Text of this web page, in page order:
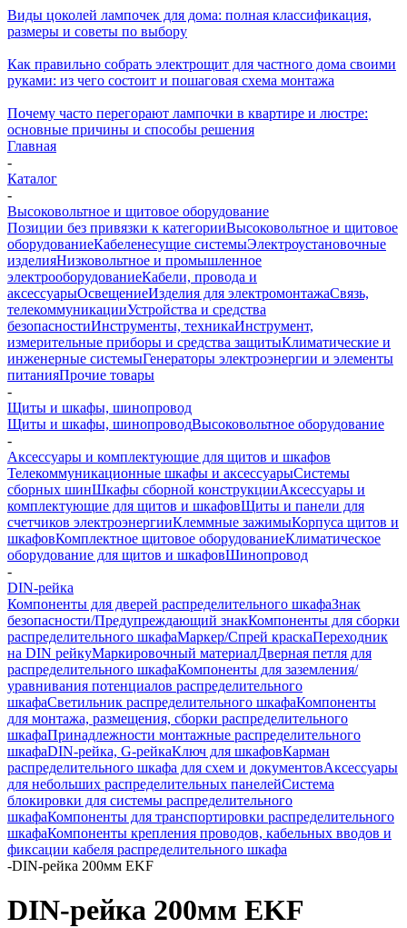
Виды цоколей лампочек для дома: полная классификация,
размеры и советы по выбору
Как правильно собрать электрощит для частного дома своими
руками: из чего состоит и пошаговая схема монтажа
Почему часто перегорают лампочки в квартире и люстре:
основные причины и способы решения
Главная
-
Каталог
-
Высоковольтное и щитовое оборудование
Позиции без привязки к категорииВысоковольтное и щитовое
оборудованиеКабеленесущие системыЭлектроустановочные
изделияНизковольтное и промышленное
электрооборудованиеКабели, провода и
аксессуарыОсвещениеИзделия для электромонтажаСвязь,
телекоммуникацииУстройства и средства
безопасностиИнструменты, техникаИнструмент,
измерительные приборы и средства защитыКлиматические и
инженерные системыГенераторы электроэнергии и элементы
питанияПрочие товары
-
Щиты и шкафы, шинопровод
Щиты и шкафы, шинопроводВысоковольтное оборудование
-
Аксессуары и комплектующие для щитов и шкафов
Телекоммуникационные шкафы и аксессуарыСистемы
сборных шинШкафы сборной конструкцииАксессуары и
комплектующие для щитов и шкафовЩиты и панели для
счетчиков электроэнергииКлеммные зажимыКорпуса щитов и
шкафовКомплектное щитовое оборудованиеКлиматическое
оборудование для щитов и шкафовШинопровод
-
DIN-рейка
Компоненты для дверей распределительного шкафаЗнак
безопасности/Предупреждающий знакКомпоненты для сборки
распределительного шкафаМаркер/Спрей краскаПереходник
на DIN рейкуМаркировочный материалДверная петля для
распределительного шкафаКомпоненты для заземления/
уравнивания потенциалов распределительного
шкафаСветильник распределительного шкафаКомпоненты
для монтажа, размещения, сборки распределительного
шкафаПринадлежности монтажные распределительного
шкафаDIN-рейка, G-рейкаКлюч для шкафовКарман
распределительного шкафа для схем и документовАксессуары
для небольших распределительных панелейСистема
блокировки для системы распределительного
шкафаКомпоненты для транспортировки распределительного
шкафаКомпоненты крепления проводов, кабельных вводов и
фиксации кабеля распределительного шкафа
-DIN-рейка 200мм EKF
DIN-рейка 200мм EKF